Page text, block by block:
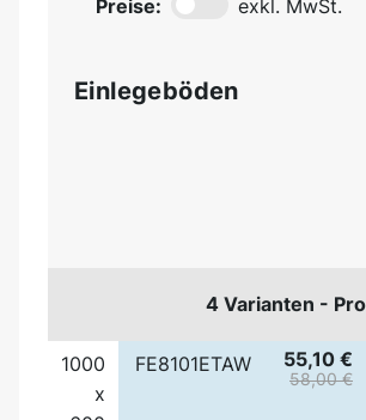
Preise: exkl. MwSt.
Einlegeböden
4 Varianten -
1000
x
FE8101ETAW 55,10 €
58,00 €